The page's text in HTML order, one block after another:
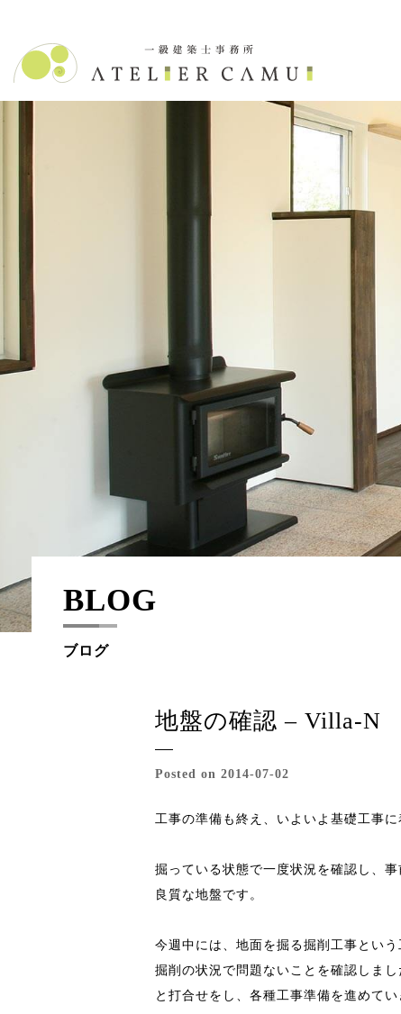
BLOG
ブログ
地盤の確認 – Villa-N
Posted on 2014-07-02
工事の準備も終え、いよいよ基礎工事に
掘っている状態で一度状況を確認し、
良質な地盤です。
今週中には、地面を掘る掘削工事とい
掘削の状況で問題ないことを確認しま
と打合せをし、各種工事準備を進めてい